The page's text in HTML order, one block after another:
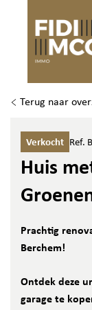
Terug naar
Verkocht Ref.
Huis
Prachtig
Berchem!
Ontdek deze
garage te